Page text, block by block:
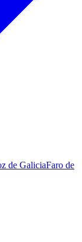
de GaliciaFaro de